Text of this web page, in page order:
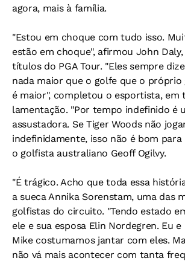
agora, mais à família.
"Estou em choque com tudo isso.
estão em choque", afirmou John
títulos do PGA Tour. "Eles sempre
nada maior que o golfe que o próprio
é maior", completou o esportista, em
lamentação. "Por tempo indefinido é
assustadora. Se Tiger Woods não
indefinidamente, isso não é bom para
o golfista australiano Geoff Ogilvy.
"É trágico. Acho que toda essa
a sueca Annika Sorenstam, uma das
golfistas do circuito. "Tendo estado
ele e sua esposa Elin Nordegren. Eu
Mike costumamos jantar com eles.
não vá mais acontecer com tanta